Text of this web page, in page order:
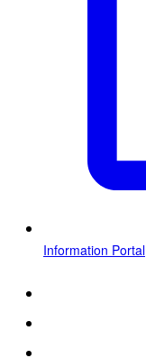
Information Portal